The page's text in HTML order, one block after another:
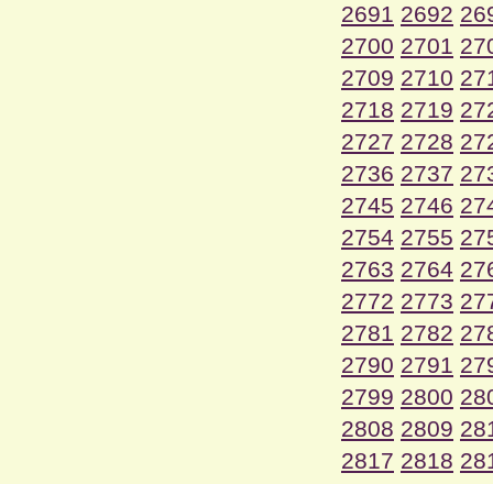
2691 2692
2700 2701
2709 2710
2718 2719
2727 2728
2736 2737
2745 2746
2754 2755
2763 2764
2772 2773
2781 2782
2790 2791
2799 2800
2808 2809
2817 2818